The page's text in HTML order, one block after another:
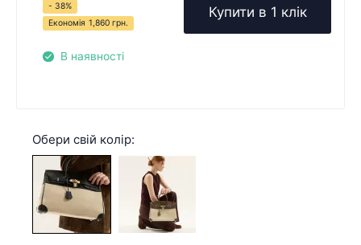
- 38%
Економія 1,860 грн.
В наявності
Купити в 1 клік
Обери свій колір: